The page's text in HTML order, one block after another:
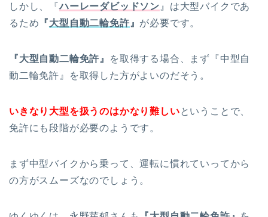
しかし、『ハーレーダビッドソン 』は大型バイクであ
るため 『大型自動二輪免許』 が必要です。
『大型自動二輪免許』
を取得する場合、まず『中型自
動二輪免許』を取得した方がよいのだそう。
いきなり大型を扱うのはかなり難しいということで、
免許にも段階が必要のようです。
まず中型バイクから乗って、運転に慣れていってから
の方がスムーズなのでしょう。